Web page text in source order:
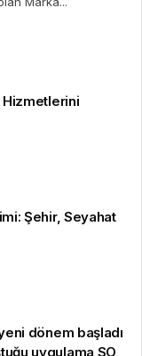
Şehir, Seyahat
dönem başladı
uygulama SO